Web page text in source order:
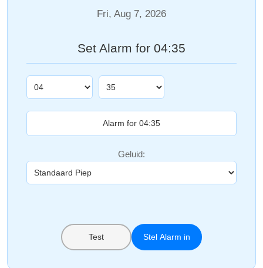
Fri, Aug 7, 2026
Set Alarm for 04:35
Geluid:
Test Stel Alarm in